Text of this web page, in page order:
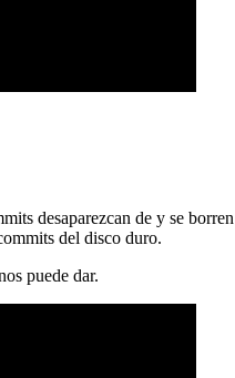
desaparezcan de y se
del disco duro.
puede dar.